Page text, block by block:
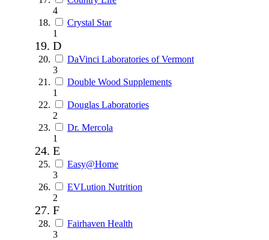
4
Crystal Star
1
D
DaVinci Laboratories of Vermont
3
Double Wood Supplements
1
Douglas Laboratories
2
Dr. Mercola
1
E
Easy@Home
3
EVLution Nutrition
2
F
Fairhaven Health
3